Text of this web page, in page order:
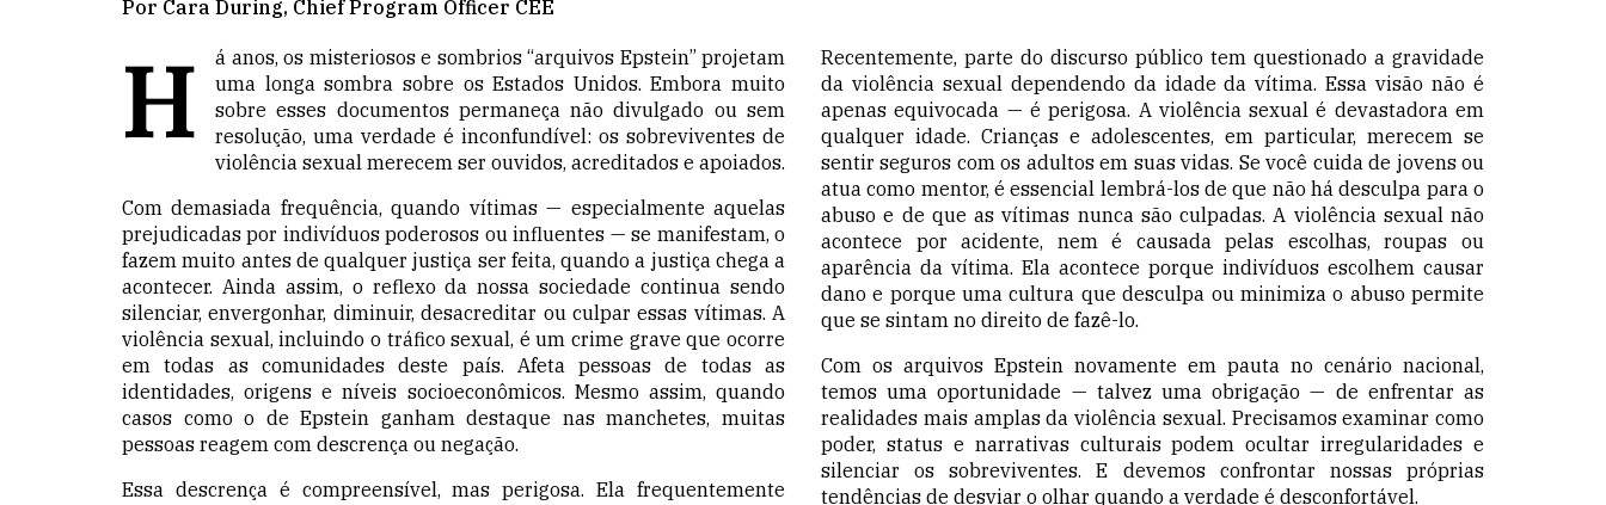
Por Cara During, Chief Program Officer CEE
H
á anos, os misteriosos e sombrios “arquivos Epstein” projetam
uma longa sombra sobre os Estados Unidos. Embora muito
sobre esses documentos permaneça não divulgado ou sem
resolução, uma verdade é inconfundível: os sobreviventes de
violência sexual merecem ser ouvidos, acreditados e apoiados.
Com demasiada frequência, quando vítimas — especialmente aquelas
prejudicadas por indivíduos poderosos ou influentes — se manifestam, o
fazem muito antes de qualquer justiça ser feita, quando a justiça chega a
acontecer. Ainda assim, o reflexo da nossa sociedade continua sendo
silenciar, envergonhar, diminuir, desacreditar ou culpar essas vítimas. A
violência sexual, incluindo o tráfico sexual, é um crime grave que ocorre
em todas as comunidades deste país. Afeta pessoas de todas as
identidades, origens e níveis socioeconômicos. Mesmo assim, quando
casos como o de Epstein ganham destaque nas manchetes, muitas
pessoas reagem com descrença ou negação.
Essa descrença é compreensível, mas perigosa. Ela frequentemente
Recentemente, parte do discurso público tem questionado a gravidade
da violência sexual dependendo da idade da vítima. Essa visão não é
apenas equivocada — é perigosa. A violência sexual é devastadora em
qualquer idade. Crianças e adolescentes, em particular, merecem se
sentir seguros com os adultos em suas vidas. Se você cuida de jovens ou
atua como mentor, é essencial lembrá-los de que não há desculpa para o
abuso e de que as vítimas nunca são culpadas. A violência sexual não
acontece por acidente, nem é causada pelas escolhas, roupas ou
aparência da vítima. Ela acontece porque indivíduos escolhem causar
dano e porque uma cultura que desculpa ou minimiza o abuso permite
que se sintam no direito de fazê-lo.
Com os arquivos Epstein novamente em pauta no cenário nacional,
temos uma oportunidade — talvez uma obrigação — de enfrentar as
realidades mais amplas da violência sexual. Precisamos examinar como
poder, status e narrativas culturais podem ocultar irregularidades e
silenciar os sobreviventes. E devemos confrontar nossas próprias
tendências de desviar o olhar quando a verdade é desconfortável.